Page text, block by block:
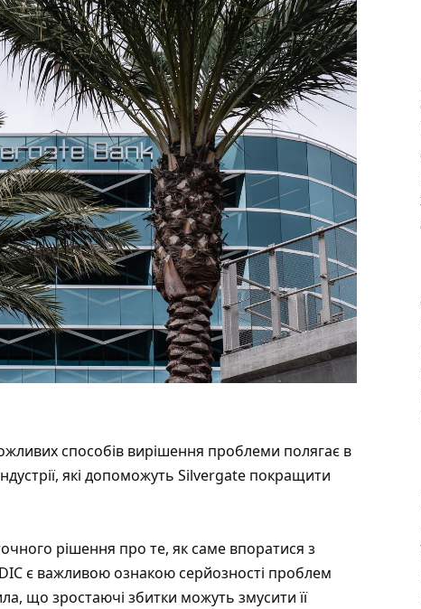
способів вирішення проблеми полягає в
які допоможуть Silvergate покращити
рішення про те, як саме впоратися з
є важливою ознакою серйозності проблем
що зростаючі збитки можуть змусити її